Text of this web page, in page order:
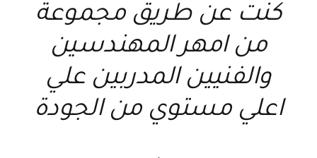
كنت عن طريق مجموعة
من امهر المهندسين
والفنيين المدربين علي
اعلي مستوي من الجودة